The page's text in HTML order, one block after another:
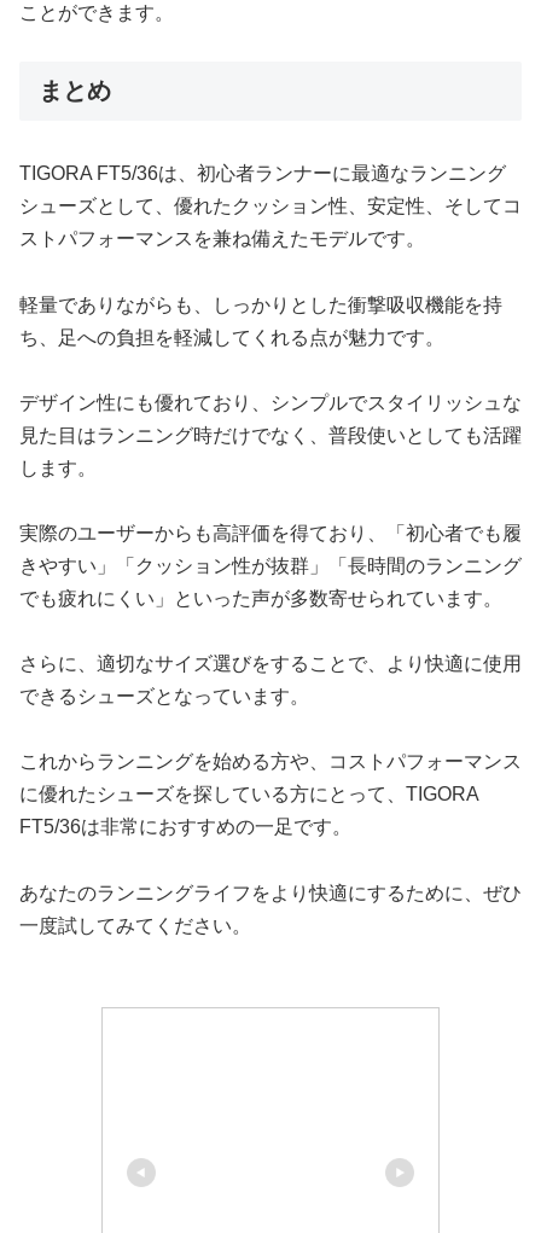
ことができます。
まとめ
TIGORA FT5/36は、初心者ランナーに最適なランニング
シューズとして、優れたクッション性、安定性、そしてコ
ストパフォーマンスを兼ね備えたモデルです。
軽量でありながらも、しっかりとした衝撃吸収機能を持
ち、足への負担を軽減してくれる点が魅力です。
デザイン性にも優れており、シンプルでスタイリッシュな
見た目はランニング時だけでなく、普段使いとしても活躍
します。
実際のユーザーからも高評価を得ており、「初心者でも履
きやすい」「クッション性が抜群」「長時間のランニング
でも疲れにくい」といった声が多数寄せられています。
さらに、適切なサイズ選びをすることで、より快適に使用
できるシューズとなっています。
これからランニングを始める方や、コストパフォーマンス
に優れたシューズを探している方にとって、TIGORA
FT5/36は非常におすすめの一足です。
あなたのランニングライフをより快適にするために、ぜひ
一度試してみてください。